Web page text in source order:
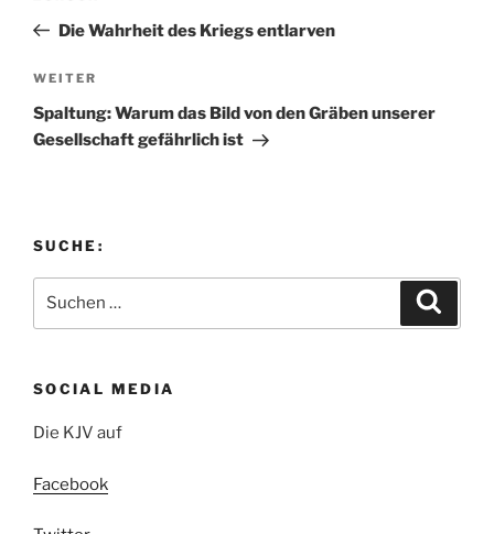
Beitrag
Die Wahrheit des Kriegs entlarven
Nächster
Beitrag
WEITER
Spaltung: Warum das Bild von den Gräben unserer
Gesellschaft gefährlich ist
SUCHE:
nach:
SOCIAL MEDIA
Die KJV auf
Facebook